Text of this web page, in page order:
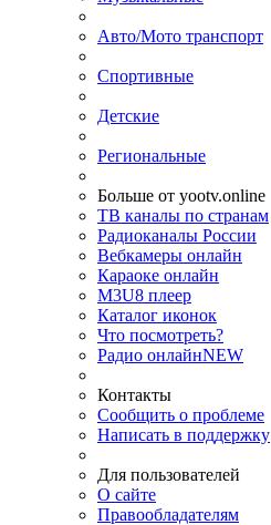
Авто/Мото транспорт
Спортивные
Детские
Региональные
Больше от yootv.online
ТВ каналы по странам
Радиоканалы России
Вебкамеры онлайн
Караоке онлайн
M3U8 плеер
Каталог иконок
Что посмотреть?
Радио онлайнNEW
Контакты
Сообщить о проблеме
Написать в поддержку
Для пользователей
О сайте
Правообладателям